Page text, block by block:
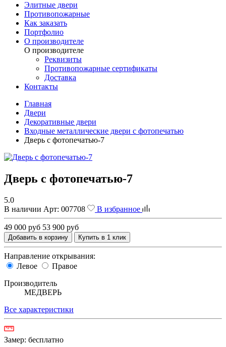
Элитные двери
Противопожарные
Как заказать
Портфолио
О производителе
О производителе
Реквизиты
Противопожарные сертификаты
Доставка
Контакты
Главная
Двери
Декоративные двери
Входные металлические двери с фотопечатью
Дверь с фотопечатью-7
Дверь с фотопечатью-7
5.0
В наличии Арт: 007708 В избранное
49 000 руб 53 900 руб
Добавить в корзину Купить в 1 клик
Направление открывания:
Левое
Правое
Производитель
МЕДВЕРЬ
Все характеристики
Замер: бесплатно